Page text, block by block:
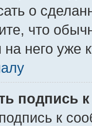
о
что
него уже
подпись
к